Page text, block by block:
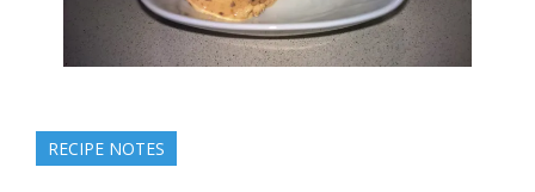
RECIPE NOTES